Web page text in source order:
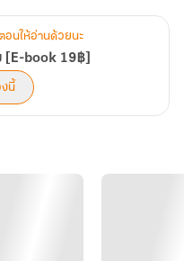
]
อนให้อ่านด้วยนะ
[E-book 19฿]
งนี้